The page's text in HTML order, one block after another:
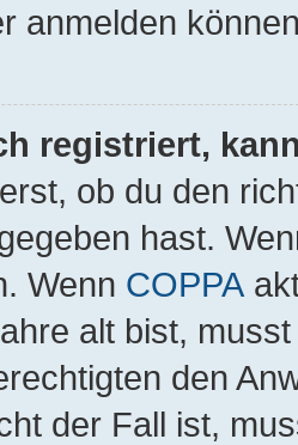
anmelden
registriert,
ob du den
hast.
Wenn COPPA
alt bist,
den
der Fall ist,